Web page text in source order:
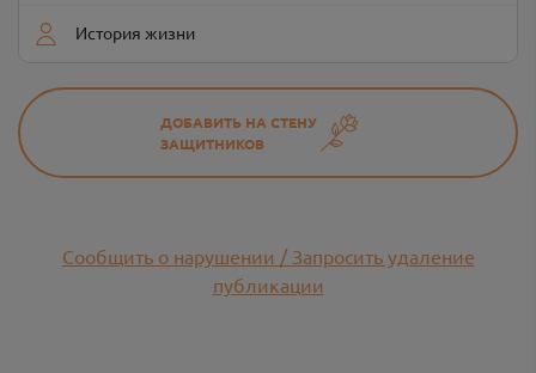
История жизни
ДОБАВИТЬ НА СТЕНУ
ЗАЩИТНИКОВ
Сообщить о нарушении / Запросить удаление
публикации